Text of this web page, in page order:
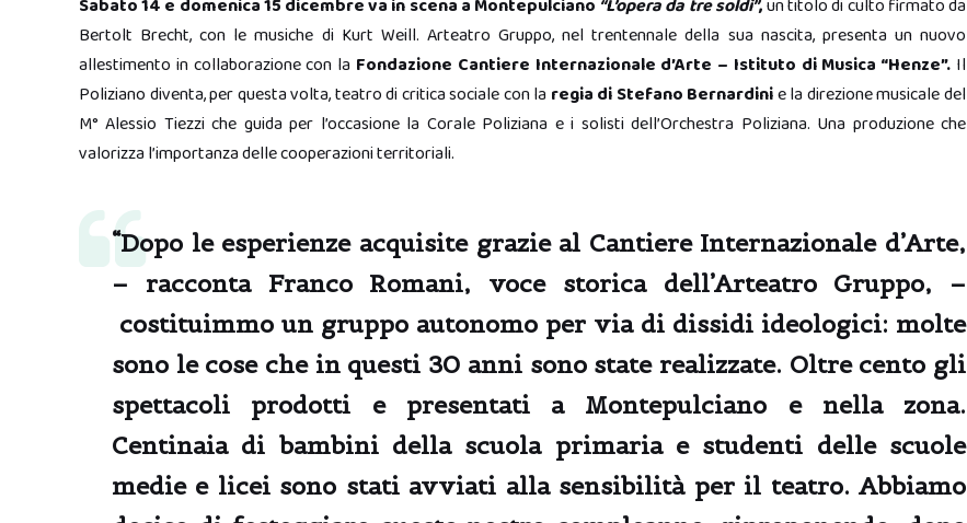
Sabato 14 e domenica 15 dicembre va in scena a Montepulciano “L’opera da tre soldi”,un titolo di culto firmato da
Bertolt Brecht, con le musiche di Kurt Weill. Arteatro Gruppo, nel trentennale della sua nascita, presenta un nuovo
allestimento in collaborazione con la Fondazione Cantiere Internazionale d’Arte – Istituto di Musica “Henze”. Il
Poliziano diventa, per questa volta, teatro di critica sociale con la regia di Stefano Bernardinie la direzione musicale del
M° Alessio Tiezzi che guida per l’occasione la Corale Poliziana e i solisti dell’Orchestra Poliziana. Una produzione che
valorizza l’importanza delle cooperazioni territoriali.
“Dopo le esperienze acquisite grazie al Cantiere Internazionale d’Arte,
– racconta Franco Romani, voce storica dell’Arteatro Gruppo, –
costituimmo un gruppo autonomo per via di dissidi ideologici: molte
sono le cose che in questi 30 anni sono state realizzate. Oltre cento gli
spettacoli prodotti e presentati a Montepulciano e nella zona.
Centinaia di bambini della scuola primaria e studenti delle scuole
medie e licei sono stati avviati alla sensibilità per il teatro. Abbiamo